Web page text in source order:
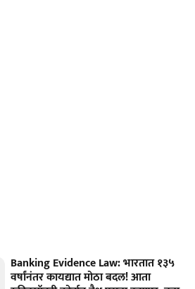
Banking Evidence Law: भारतात १३५
वर्षांनंतर कायद्यात मोठा बदल! आता